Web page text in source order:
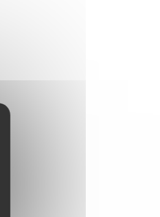
et relance sa
EN SAVOIR PLUS
durabilité des
préoccupations